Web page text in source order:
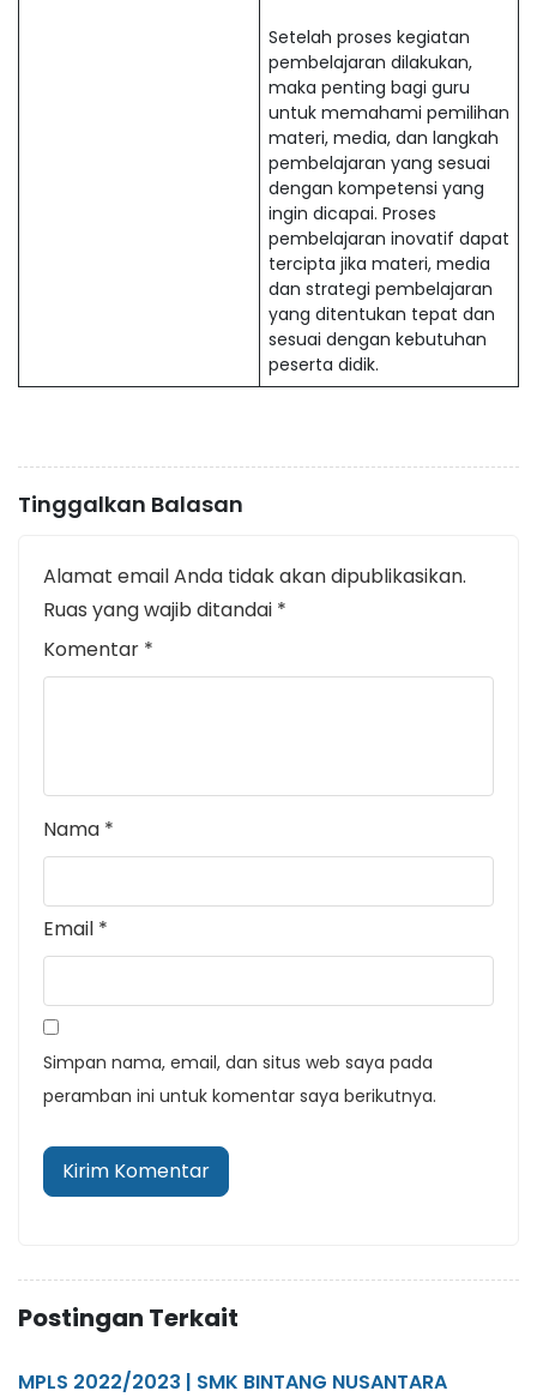
Setelah proses kegiatan
pembelajaran dilakukan,
maka penting bagi guru
untuk memahami pemilihan
materi, media, dan langkah
pembelajaran yang sesuai
dengan kompetensi yang
ingin dicapai. Proses
pembelajaran inovatif dapat
tercipta jika materi, media
dan strategi pembelajaran
yang ditentukan tepat dan
sesuai dengan kebutuhan
peserta didik.
Tinggalkan Balasan
Alamat email Anda tidak akan dipublikasikan.
Ruas yang wajib ditandai *
Komentar *
Nama *
Email *
Simpan nama, email, dan situs web saya pada
peramban ini untuk komentar saya berikutnya.
Postingan Terkait
MPLS 2022/2023 | SMK BINTANG NUSANTARA